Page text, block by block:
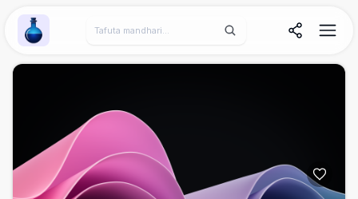
Wallpaper Alchemy